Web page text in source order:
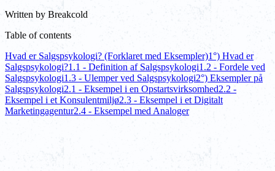
Written by Breakcold
Table of contents
Hvad er Salgspsykologi? (Forklaret med Eksempler)1°) Hvad er
Salgspsykologi?1.1 - Definition af Salgspsykologi1.2 - Fordele ved
Salgspsykologi1.3 - Ulemper ved Salgspsykologi2°) Eksempler på
Salgspsykologi2.1 - Eksempel i en Opstartsvirksomhed2.2 -
Eksempel i et Konsulentmiljø2.3 - Eksempel i et Digitalt
Marketingagentur2.4 - Eksempel med Analoger